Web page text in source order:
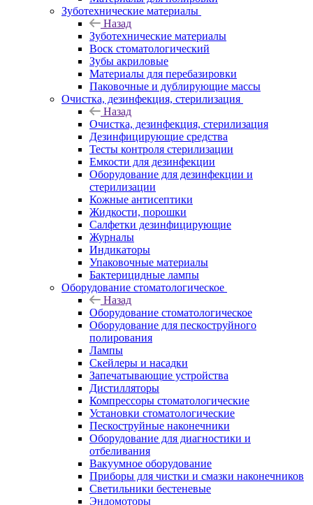
Зуботехнические материалы
Назад
Зуботехнические материалы
Воск стоматологический
Зубы акриловые
Материалы для перебазировки
Паковочные и дублирующие массы
Очистка, дезинфекция, стерилизация
Назад
Очистка, дезинфекция, стерилизация
Дезинфицирующие средства
Тесты контроля стерилизации
Емкости для дезинфекции
Оборудование для дезинфекции и
стерилизации
Кожные антисептики
Жидкости, порошки
Салфетки дезинфицирующие
Журналы
Индикаторы
Упаковочные материалы
Бактерицидные лампы
Оборудование стоматологическое
Назад
Оборудование стоматологическое
Оборудование для пескоструйного
полирования
Лампы
Скейлеры и насадки
Запечатывающие устройства
Дистилляторы
Компрессоры стоматологические
Установки стоматологические
Пескоструйные наконечники
Оборудование для диагностики и
отбеливания
Вакуумное оборудование
Приборы для чистки и смазки наконечников
Светильники бестеневые
Эндомоторы